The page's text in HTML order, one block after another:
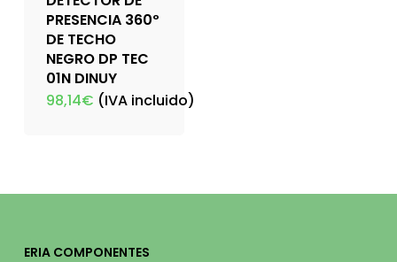
PRESENCIA 360º
DE TECHO
NEGRO DP TEC
01N DINUY
98,14€ (IVA incluido)
ERIA COMPONENTES